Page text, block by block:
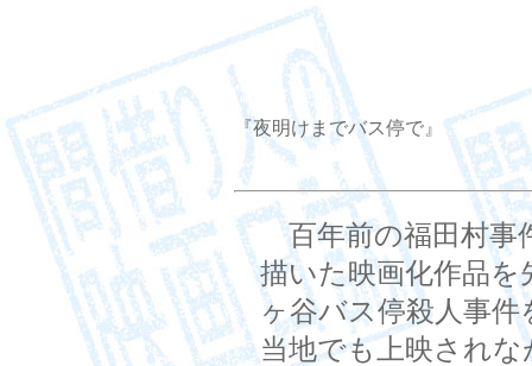
『夜明けまでバス停で』
百年前の福田村事
描いた映画化作品を
ヶ谷バス停殺人事
当地でも上映され